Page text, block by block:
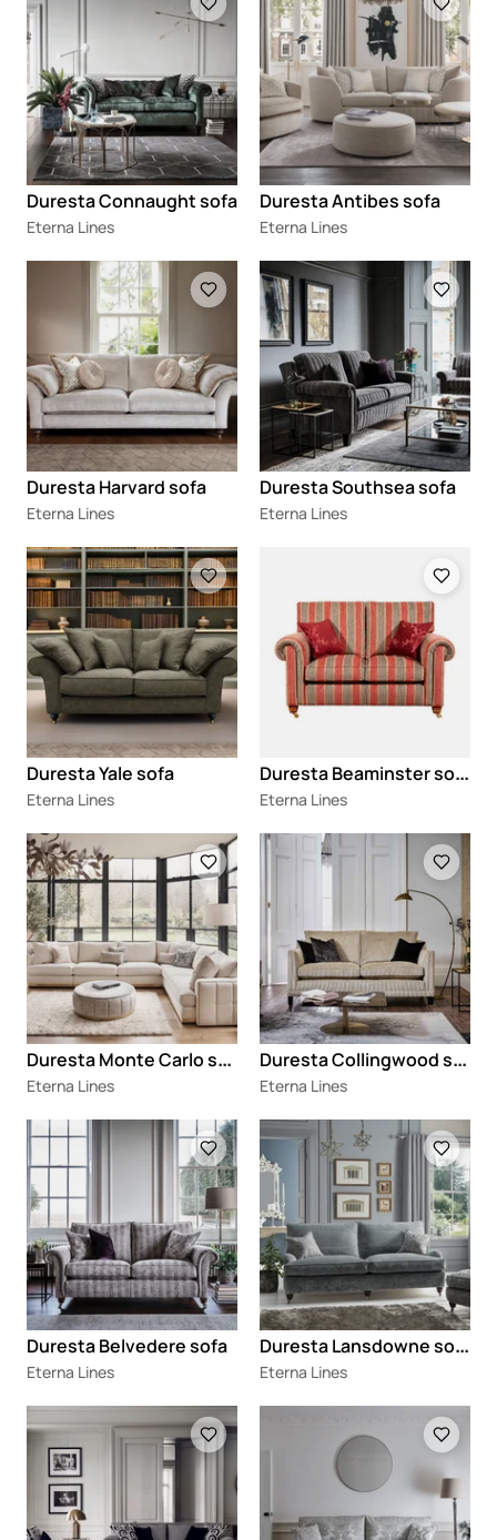
Duresta Connaught sofa
Eterna Lines
Duresta Antibes sofa
Eterna Lines
Loading
Duresta Harvard sofa
Eterna Lines
Loading
Duresta Southsea sofa
Eterna Lines
Loading
Duresta Yale sofa
Eterna Lines
D
uresta Beaminster sofa
Eterna Lines
Loading
D
uresta Monte Carlo sofa
Eterna Lines
Loading
D
uresta Collingwood sofa
Eterna Lines
Loading
Duresta Belvedere sofa
Eterna Lines
Loading
D
uresta Lansdowne sofa
Eterna Lines
Loading